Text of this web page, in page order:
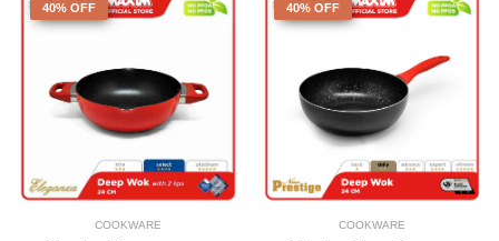
40% OFF
COOKWARE
40% OFF
COOKWARE